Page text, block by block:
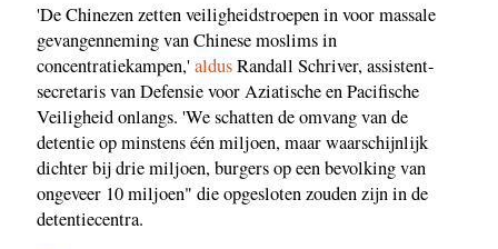
'De Chinezen zetten veiligheidstroepen in voor massale
gevangenneming van Chinese moslims in
concentratiekampen,'aldusRandall Schriver, assistent-
secretaris van Defensie voor Aziatische en Pacifische
Veiligheid onlangs. 'We schatten de omvang van de
detentie op minstens één miljoen, maar waarschijnlijk
dichter bij drie miljoen, burgers op een bevolking van
ongeveer 10 miljoen" die opgesloten zouden zijn in de
detentiecentra.